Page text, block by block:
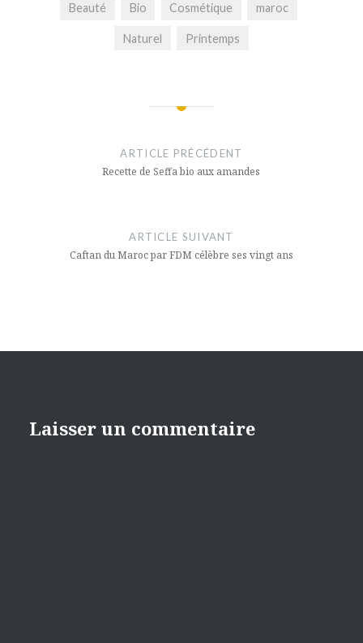
Beauté Bio Cosmétique maroc
Naturel Printemps
ARTICLE PRÉCÉDENT
Recette de Seffa bio aux amandes
ARTICLE SUIVANT
Caftan du Maroc par FDM célèbre ses vingt ans
Laisser un commentaire